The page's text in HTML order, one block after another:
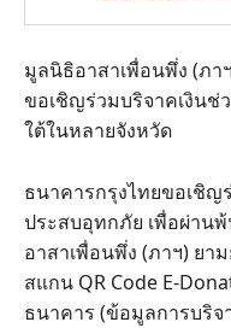
มูลนิธิอาสาเพื่อนพึ่ง (ภา
ขอเชิญร่วมบริจาคเงิน
ใต้ในหลายจังหวัด
ธนาคารกรุงไทยขอเชิญ
ประสบอุทกภัย เพื่อผ่าน
อาสาเพื่อนพึ่ง (ภาฯ) ยา
สแกน QR Code E-
ธนาคาร (ข้อมูลการบริ